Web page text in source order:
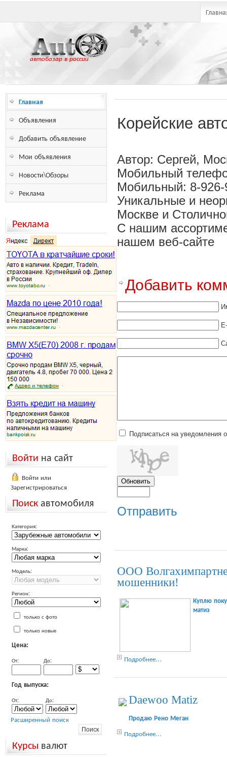
автобазар в россии
Главная
Объявления
Добавить объявление
Мои объявления
Новости\Обзоры
Реклама
Реклама
Войти на сайт
Войти или
Зарегистрироваться
Поискавтомобиля
Категория:
Марка:
Модель:
Регион:
только с фото
только новые
Цена:
От: До:
Год выпуска:
От: До:
Расширенный поиск
Курсы валют
Корейские
Автор: Сергей,
Мобильный
Мобильный: 8-926-
Уникальные и
Москве и
С нашим
нашем веб-сайте
Добавить
Подписаться на уведомления
Отправить
ООО
мошенники!
Куплю
матиз
Подробнее...
Daewoo Matiz
Продаю Рено Меган
Подробнее...